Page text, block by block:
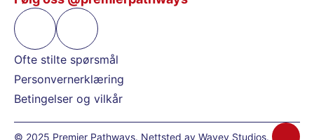
Ofte stilte spørsmål
Personvernerklæring
Betingelser og vilkår
© 2025 Premier Pathways. Nettsted av Wavey Studios.